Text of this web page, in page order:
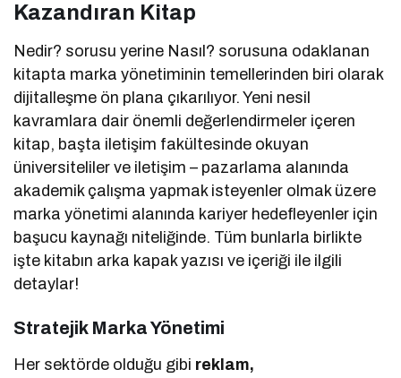
Kazandıran Kitap
Nedir? sorusu yerine Nasıl? sorusuna odaklanan
kitapta marka yönetiminin temellerinden biri olarak
dijitalleşme ön plana çıkarılıyor. Yeni nesil
kavramlara dair önemli değerlendirmeler içeren
kitap, başta iletişim fakültesinde okuyan
üniversiteliler ve iletişim – pazarlama alanında
akademik çalışma yapmak isteyenler olmak üzere
marka yönetimi alanında kariyer hedefleyenler için
başucu kaynağı niteliğinde. Tüm bunlarla birlikte
işte kitabın arka kapak yazısı ve içeriği ile ilgili
detaylar!
Stratejik Marka Yönetimi
Her sektörde olduğu gibi reklam,